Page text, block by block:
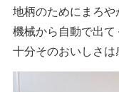
地柄のためにまろや
機械から自動で出て
十分そのおいしさは